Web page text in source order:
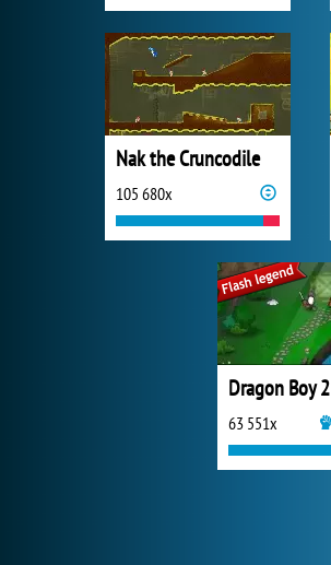
Nak the Cruncodile
105 680x
Dragon Boy 2
63 551x